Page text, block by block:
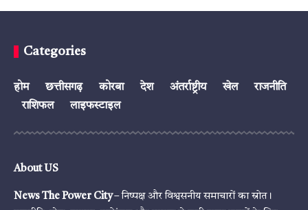
Categories
होम छत्तीसगढ़ कोरबा देश अंतर्राष्ट्रीय खेल
राजनीति
राशिफल
लाइफस्टाइल
About US
News The Power City– निष्पक्ष और विश्वसनीय समाचारों का स्रोत।